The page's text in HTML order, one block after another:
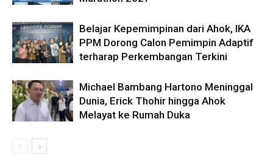
Belajar Kepemimpinan dari Ahok, IKA
PPM Dorong Calon Pemimpin Adaptif
terharap Perkembangan Terkini
Michael Bambang Hartono Meninggal
Dunia, Erick Thohir hingga Ahok
Melayat ke Rumah Duka